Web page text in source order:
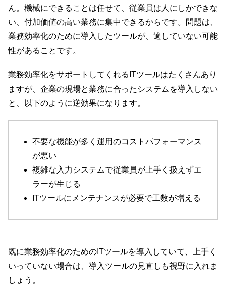
ん。機械にできることは任せて、従業員は人にしかできな
い、付加価値の高い業務に集中できるからです。問題は、
業務効率化のために導入したツールが、適していない可能
性があることです。
業務効率化をサポートしてくれるITツールはたくさんあり
ますが、企業の現場と業務に合ったシステムを導入しない
と、以下のように逆効果になります。
不要な機能が多く運用のコストパフォーマンス
が悪い
複雑な入力システムで従業員が上手く扱えずエ
ラーが生じる
ITツールにメンテナンスが必要で工数が増える
既に業務効率化のためのITツールを導入していて、上手く
いっていない場合は、導入ツールの見直しも視野に入れま
しょう。